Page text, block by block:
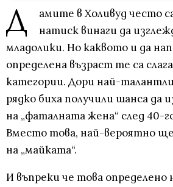
Д
амите в Холивуд често
натиск винаги да
младолики. Но каквото и да
определена възраст те са
категории. Дори най-
рядко биха получили шанса да
на „фаталната жена“ след 40-
Вместо това, най-вероятно
на „майката“.
И въпреки че това